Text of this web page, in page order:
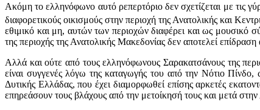
Ακόμη το ελληνόφωνο αυτό ρεπερτόριο δεν σχετίζεται με τις
διαφορετικούς οικισμούς στην περιοχή της Ανατολικής και
εθιμικό και μη, αυτών των περιοχών διαφέρει και ως
της περιοχής της Ανατολικής Μακεδονίας δεν αποτελεί
Αλλά και ούτε από τους ελληνόφωνους Σαρακατσάνους της
είναι συγγενές λόγω της καταγωγής του από την Νότιο
Δυτικής Ελλάδας, που έχει διαμορφωθεί επίσης αρκετές
επηρεάσουν τους βλάχους από την μετοίκησή τους και μετά